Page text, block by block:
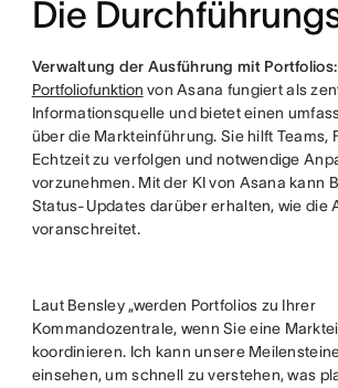
Die
Verwaltung der Ausführung mit Portfolios:
Portfoliofunktion von Asana fungiert als
Informationsquelle und bietet einen
über die Markteinführung. Sie hilft Teams,
Echtzeit zu verfolgen und notwendige
vorzunehmen. Mit der KI von Asana kann
Status-Updates darüber erhalten, wie die
voranschreitet.
Laut Bensley „werden Portfolios zu Ihrer
Kommandozentrale, wenn Sie eine
koordinieren. Ich kann unsere
einsehen, um schnell zu verstehen, was